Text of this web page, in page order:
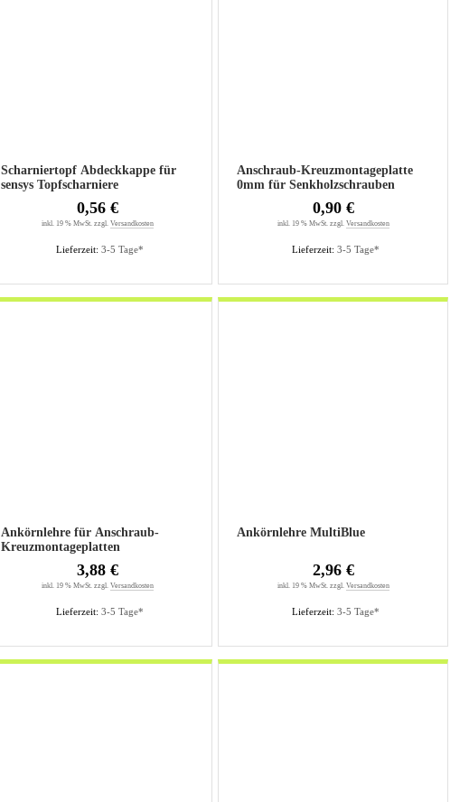
Scharniertopf Abdeckkappe für
sensys Topfscharniere
Lieferzeit: 3-5 Tage*
0,56 €
inkl. 19 % MwSt. zzgl. Versandkosten
Anschraub-Kreuzmontageplatte
0mm für Senkholzschrauben
Lieferzeit: 3-5 Tage*
0,90 €
inkl. 19 % MwSt. zzgl. Versandkosten
Ankörnlehre für Anschraub-
Kreuzmontageplatten
Lieferzeit: 3-5 Tage*
3,88 €
inkl. 19 % MwSt. zzgl. Versandkosten
Ankörnlehre MultiBlue
Lieferzeit: 3-5 Tage*
2,96 €
inkl. 19 % MwSt. zzgl. Versandkosten